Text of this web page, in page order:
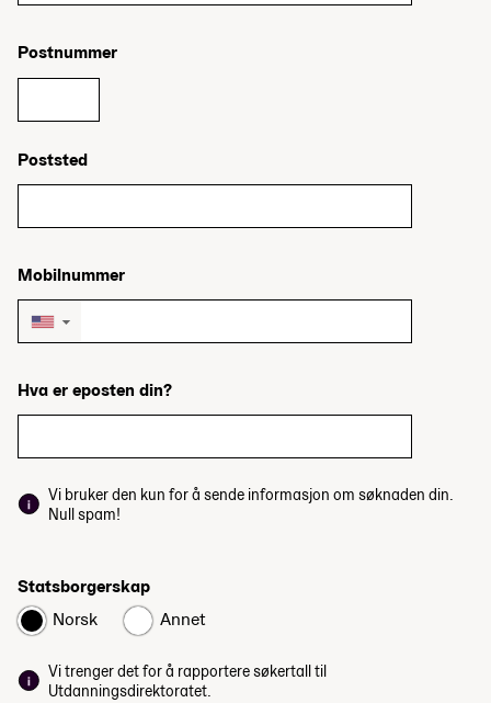
Postnummer
Poststed
Mobilnummer
▼
Hva er eposten din?
Vi bruker den kun for å sende informasjon om søknaden din.
Null spam!
Statsborgerskap
Norsk
Annet
Vi trenger det for å rapportere søkertall til
Utdanningsdirektoratet.